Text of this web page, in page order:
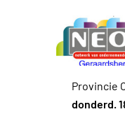
Provincie
donderd.